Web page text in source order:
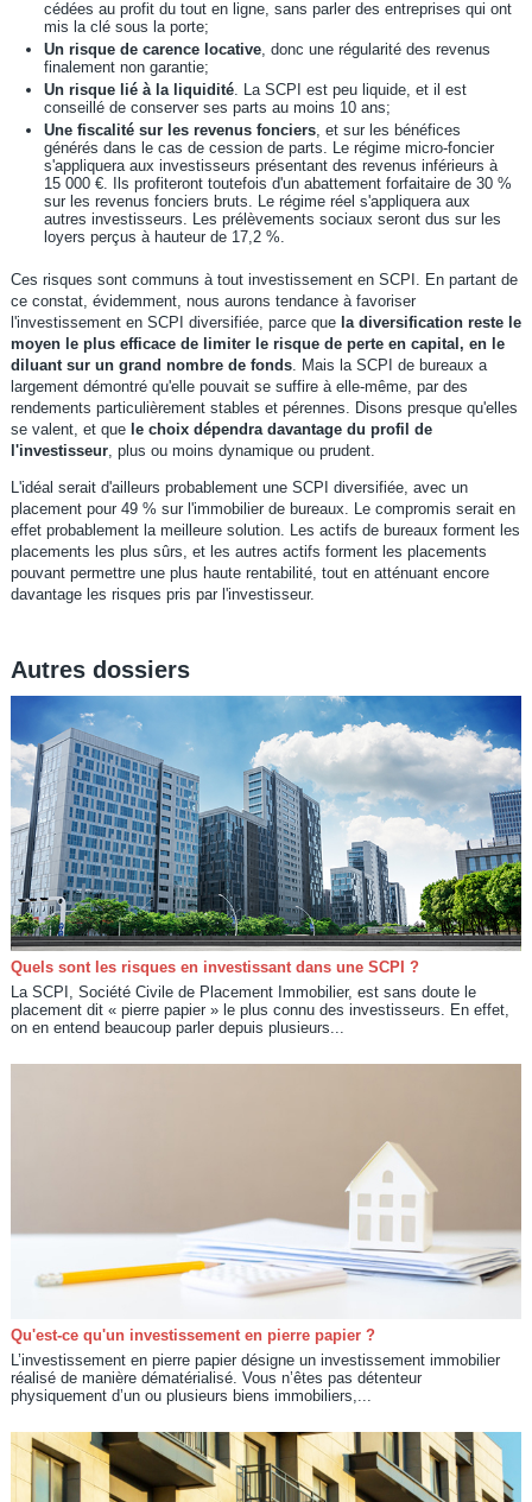
cédées au profit du tout en ligne, sans parler des entreprises qui ont
mis la clé sous la porte;
Un risque de carence locative, donc une régularité des revenus
finalement non garantie;
Un risque lié à la liquidité. La SCPI est peu liquide, et il est
conseillé de conserver ses parts au moins 10 ans;
Une fiscalité sur les revenus fonciers, et sur les bénéfices
générés dans le cas de cession de parts. Le régime micro-foncier
s'appliquera aux investisseurs présentant des revenus inférieurs à
15 000 €. Ils profiteront toutefois d'un abattement forfaitaire de 30 %
sur les revenus fonciers bruts. Le régime réel s'appliquera aux
autres investisseurs. Les prélèvements sociaux seront dus sur les
loyers perçus à hauteur de 17,2 %.
Ces risques sont communs à tout investissement en SCPI. En partant de
ce constat, évidemment, nous aurons tendance à favoriser
l'investissement en SCPI diversifiée, parce que la diversification reste le
moyen le plus efficace de limiter le risque de perte en capital, en le
diluant sur un grand nombre de fonds. Mais la SCPI de bureaux a
largement démontré qu'elle pouvait se suffire à elle-même, par des
rendements particulièrement stables et pérennes. Disons presque qu'elles
se valent, et quele choix dépendra davantage du profil de
l'investisseur, plus ou moins dynamique ou prudent.
L'idéal serait d'ailleurs probablement une SCPI diversifiée, avec un
placement pour 49 % sur l'immobilier de bureaux. Le compromis serait en
effet probablement la meilleure solution. Les actifs de bureaux forment les
placements les plus sûrs, et les autres actifs forment les placements
pouvant permettre une plus haute rentabilité, tout en atténuant encore
davantage les risques pris par l'investisseur.
Autres dossiers
Quels sont les risques en investissant dans une SCPI ?
La SCPI, Société Civile de Placement Immobilier, est sans doute le
placement dit « pierre papier » le plus connu des investisseurs. En effet,
on en entend beaucoup parler depuis plusieurs...
Qu'est-ce qu'un investissement en pierre papier ?
L’investissement en pierre papier désigne un investissement immobilier
réalisé de manière dématérialisé. Vous n’êtes pas détenteur
physiquement d’un ou plusieurs biens immobiliers,...